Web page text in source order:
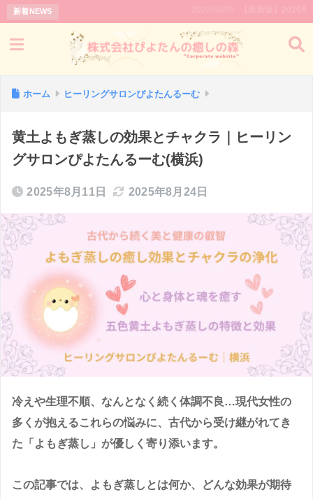
新着NEWS
ホーム ヒーリングサロンぴよたんるーむ
黄土よもぎ蒸しの効果とチャクラ｜ヒーリン
グサロンぴよたんるーむ(横浜)
2025年8月11日 2025年8月24日
冷えや生理不順、なんとなく続く体調不良…現代女性の
多くが抱えるこれらの悩みに、古代から受け継がれてき
た「よもぎ蒸し」が優しく寄り添います。
この記事では、よもぎ蒸しとは何か、どんな効果が期待